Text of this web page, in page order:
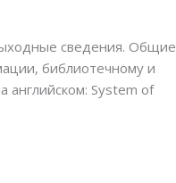
сведения. Общие
библиотечному и
System of